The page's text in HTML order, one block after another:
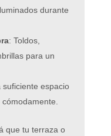
durante
: Toldos,
para un
suficiente espacio
que tu terraza o